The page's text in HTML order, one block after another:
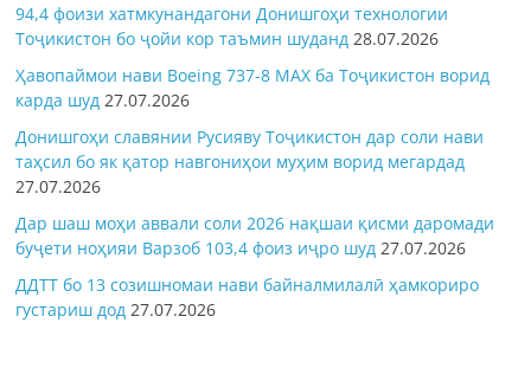
94,4 фоизи хатмкунандагони Донишгоҳи технологии
Тоҷикистон бо ҷойи кор таъмин шуданд 28.07.2026
Ҳавопаймои нави Boeing 737-8 MAX ба Тоҷикистон ворид
карда шуд 27.07.2026
Донишгоҳи славянии Русияву Тоҷикистон дар соли нави
таҳсил бо як қатор навгониҳои муҳим ворид мегардад
27.07.2026
Дар шаш моҳи аввали соли 2026 нақшаи қисми даромади
буҷети ноҳияи Варзоб 103,4 фоиз иҷро шуд 27.07.2026
ДДТТ бо 13 созишномаи нави байналмилалӣ ҳамкориро
густариш дод 27.07.2026